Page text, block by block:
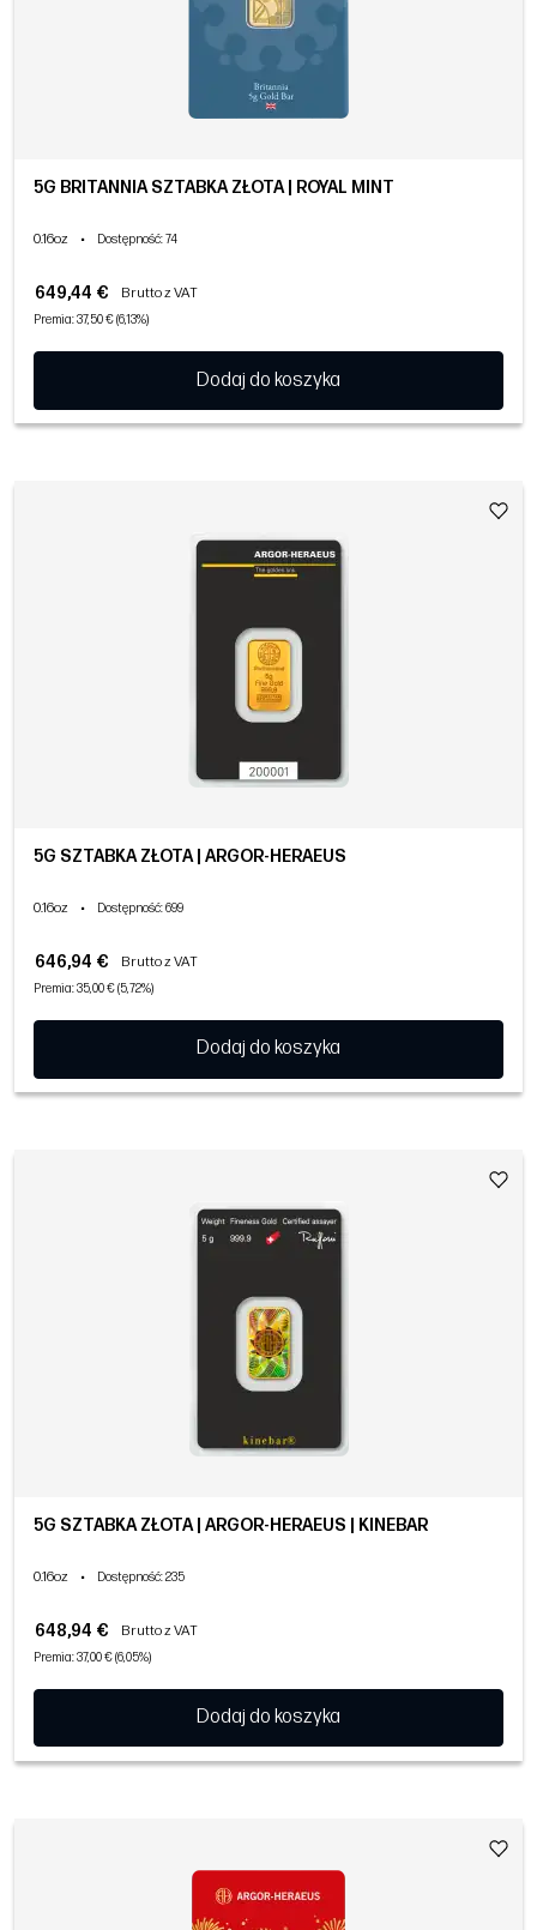
5G BRITANNIA SZTABKA ZŁOTA | ROYAL MINT
0.16oz • Dostępność: 74
649,44 € Brutto z VAT
Premia: 37,50 € (6,13%)
Dodaj do koszyka
5G SZTABKA ZŁOTA | ARGOR-HERAEUS
0.16oz • Dostępność: 699
646,94 € Brutto z VAT
Premia: 35,00 € (5,72%)
Dodaj do koszyka
5G SZTABKA ZŁOTA | ARGOR-HERAEUS | KINEBAR
0.16oz • Dostępność: 235
648,94 € Brutto z VAT
Premia: 37,00 € (6,05%)
Dodaj do koszyka